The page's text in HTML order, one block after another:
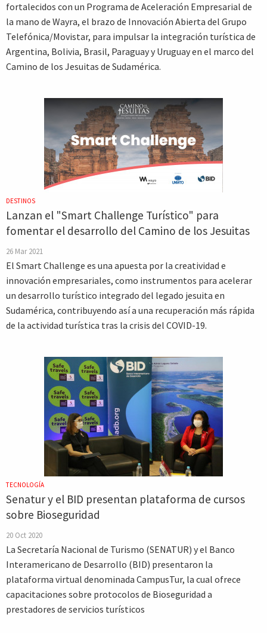
fortalecidos con un Programa de Aceleración Empresarial de
la mano de Wayra, el brazo de Innovación Abierta del Grupo
Telefónica/Movistar, para impulsar la integración turística de
Argentina, Bolivia, Brasil, Paraguay y Uruguay en el marco del
Camino de los Jesuitas de Sudamérica.
DESTINOS
Lanzan el "Smart Challenge Turístico" para
fomentar el desarrollo del Camino de los Jesuitas
26 Mar 2021
El Smart Challenge es una apuesta por la creatividad e
innovación empresariales, como instrumentos para acelerar
un desarrollo turístico integrado del legado jesuita en
Sudamérica, contribuyendo así a una recuperación más rápida
de la actividad turística tras la crisis del COVID-19.
TECNOLOGÍA
Senatur y el BID presentan plataforma de cursos
sobre Bioseguridad
20 Oct 2020
La Secretaría Nacional de Turismo (SENATUR) y el Banco
Interamericano de Desarrollo (BID) presentaron la
plataforma virtual denominada CampusTur, la cual ofrece
capacitaciones sobre protocolos de Bioseguridad a
prestadores de servicios turísticos